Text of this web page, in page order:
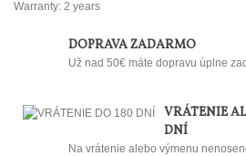
Warranty: 2 years
DOPRAVA ZADARMO
Už nad 50€ máte dopravu úplne
VRÁTENIE
DNÍ
Na vrátenie alebo výmenu